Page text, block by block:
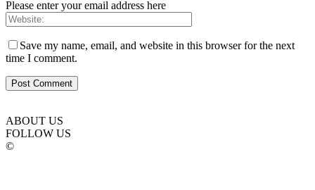
Please enter your email address here
Save my name, email, and website in this browser for the next
time I comment.
ABOUT US
FOLLOW US
©